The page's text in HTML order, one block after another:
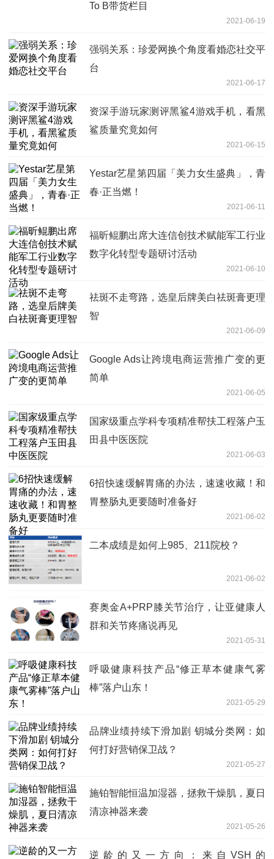
To B带货栏目
2021-06-19
强弱关系：珍爱网换个角度看婚恋社交平
台
2021-06-17
资深手游玩家测评黑鲨4游戏手机，看黑
鲨质量究竟如何
2021-06-15
Yestar艺星第四届「美力女生盛典」，青
春·正当燃！
2021-06-11
福昕鲲鹏出席大连信创技术赋能军工行业
数字化转型专题研讨活动
2021-06-10
祛斑不走弯路，选皇后牌美白祛斑膏更理
智
2021-06-09
Google Ads让跨境电商运营推广变的更
简单
2021-06-05
国家级重点学科专项精准帮扶工程落户玉
田县中医医院
2021-06-03
6招快速缓解胃痛的办法，速速收藏！和
胃整肠丸更要随时准备好
2021-06-02
二本成绩是如何上985、211院校？
2021-06-02
赛奥金A+PRP膝关节治疗，让亚健康人
群和关节疼痛说再见
2021-05-31
呼吸健康科技产品“修正草本健康气雾
棒”落户山东！
2021-05-29
品牌业绩持续下滑加剧 钥城分类网：如
何打好营销保卫战？
2021-05-27
施铂智能恒温加湿器，拯救干燥肌，夏日
清凉神器来袭
2021-05-26
逆龄的又一方向：来自VSH的